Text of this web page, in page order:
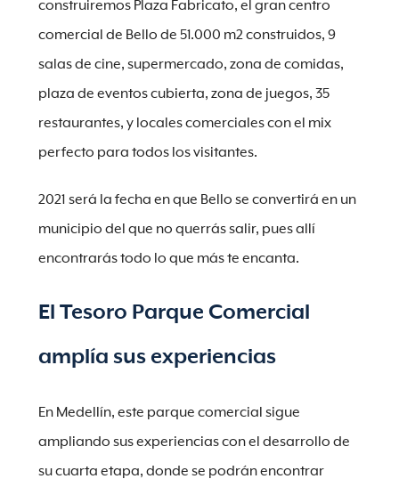
construiremos Plaza Fabricato, el gran centro
comercial de Bello de 51.000 m2 construidos, 9
salas de cine, supermercado, zona de comidas,
plaza de eventos cubierta, zona de juegos, 35
restaurantes, y locales comerciales con el mix
perfecto para todos los visitantes.
2021 será la fecha en que Bello se convertirá en un
municipio del que no querrás salir, pues allí
encontrarás todo lo que más te encanta.
El Tesoro Parque Comercial
amplía sus experiencias
En Medellín, este parque comercial sigue
ampliando sus experiencias con el desarrollo de
su cuarta etapa, donde se podrán encontrar